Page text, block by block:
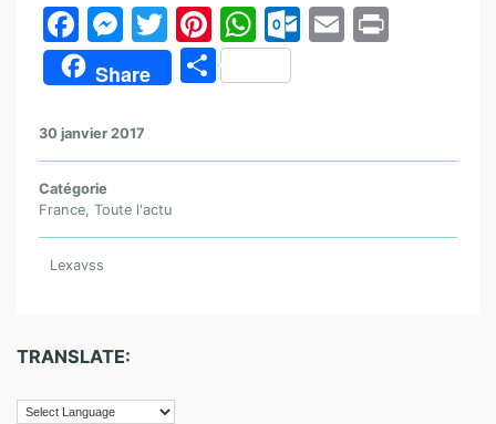
F
a
c
e
b
o
o
k
M
e
s
s
e
n
g
T
w
itt
Pi
nt
er
st
W
h
at
A
p
O
k.
o
E
Share
P
g
30 janvier 2017
Catégorie
France, Toute l'actu
Lexavss
TRANSLATE: